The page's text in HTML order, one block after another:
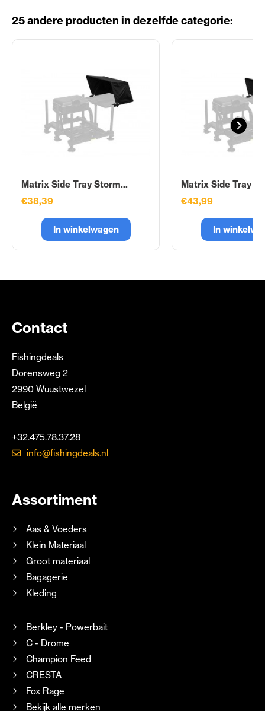
25 andere producten in dezelfde categorie:
Matrix Side Tray Storm...
€38,39
In winkelwagen
Matrix Side Tray
€43,99
In
Contact
Fishingdeals
Dorensweg 2
2990 Wuustwezel
België
+32.475.78.37.28
info@fishingdeals.nl
Assortiment
Aas & Voeders
Klein Materiaal
Groot materiaal
Bagagerie
Kleding
Berkley - Powerbait
C - Drome
Champion Feed
CRESTA
Fox Rage
Bekijk alle merken